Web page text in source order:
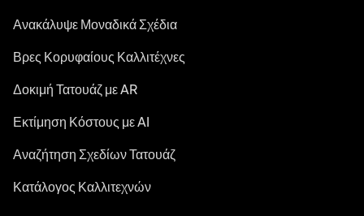
Ανακάλυψε Μοναδικά Σχέδια
Βρες Κορυφαίους Καλλιτέχνες
Δοκιμή Τατουάζ με AR
Εκτίμηση Κόστους με AI
Αναζήτηση Σχεδίων Τατουάζ
Κατάλογος Καλλιτεχνών